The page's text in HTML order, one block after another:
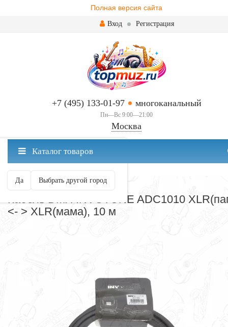
Полная версия сайта
Вход Регистрация
+7 (495) 133-01-97 многоканальный
Пн—Вс 9:00—21:00
Москва
Москва ваш город?
Да Выбрать другой город
Каталог товаров
СОЕДИНИТЕЛЬНЫЕ КАБЕЛИ
Кабель DMX INVOTONE ADC1010
<- > XLR(мама), 10 м